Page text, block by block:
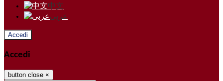
中文
عربى
Accedi
Accedi
button close ×